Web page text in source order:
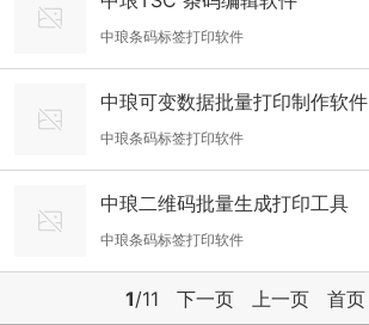
中琅条码标签打印软件
中琅可变数据批量打印制作软件
中琅条码标签打印软件
中琅二维码批量生成打印工具
中琅条码标签打印软件
1/11 下一页 上一页 首页